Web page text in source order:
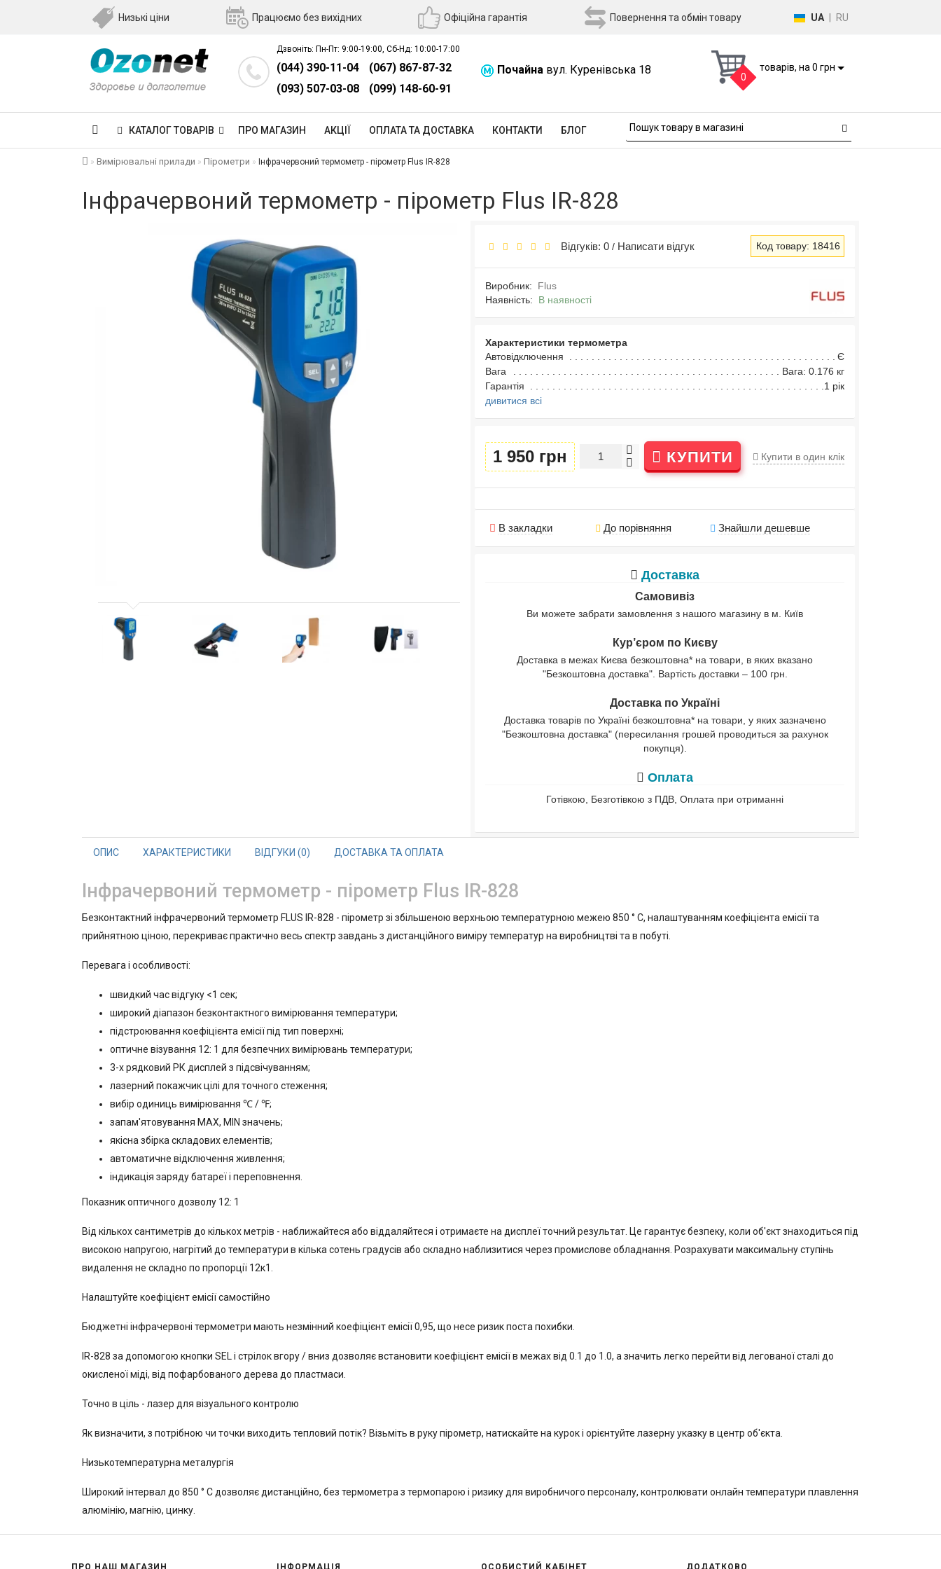
Низькі ціни Працюємо без вихідних Офіційна гарантія Повернення та обмін товару UA RU
Дзвоніть: Пн-Пт: 9:00-19:00, Сб-Нд: 10:00-17:00
(044) 390-11-04
(067) 867-87-32
(093) 507-03-08
(099) 148-60-91
Почайна вул. Куренівська 18
0
товарів, на 0 грн
КАТАЛОГ ТОВАРІВ ПРО МАГАЗИН АКЦІЇ ОПЛАТА ТА ДОСТАВКА КОНТАКТИ БЛОГ
Вимірювальні прилади Пірометри Інфрачервоний термометр - пірометр Flus IR-828
Інфрачервоний термометр - пірометр Flus IR-828
Відгуків: 0 / Написати відгук Код товару: 18416
Виробник:
Flus
Наявність: В наявності
Характеристики термометра
Автовідключення
Є
Вага
Вага: 0.176 кг
Гарантія
1 рік
дивитися всі
1 950 грн КУПИТИ Купити в один клік
В закладки До порівняння Знайшли дешевше
Доставка
Самовивіз
Ви можете забрати замовлення з нашого магазину в м. Київ
Кур’єром по Києву
Доставка в межах Києва безкоштовна* на товари, в яких вказано
"Безкоштовна доставка". Вартість доставки – 100 грн.
Доставка по Україні
Доставка товарів по Україні безкоштовна* на товари, у яких зазначено
"Безкоштовна доставка" (пересилання грошей проводиться за рахунок
покупця).
Оплата
Готівкою, Безготівкою з ПДВ, Оплата при отриманні
ОПИС ХАРАКТЕРИСТИКИ ВІДГУКИ (0) ДОСТАВКА ТА ОПЛАТА
Інфрачервоний термометр - пірометр Flus IR-828
Безконтактний інфрачервоний термометр FLUS IR-828 - пірометр зі збільшеною верхньою температурною межею 850 ° С, налаштуванням коефіцієнта емісії та
прийнятною ціною, перекриває практично весь спектр завдань з дистанційного виміру температур на виробництві та в побуті.
Перевага і особливості:
швидкий час відгуку <1 сек;
широкий діапазон безконтактного вимірювання температури;
підстроювання коефіцієнта емісії під тип поверхні;
оптичне візування 12: 1 для безпечних вимірювань температури;
3-х рядковий РК дисплей з підсвічуванням;
лазерний покажчик цілі для точного стеження;
вибір одиниць вимірювання ℃ / ℉;
запам'ятовування MAX, MIN значень;
якісна збірка складових елементів;
автоматичне відключення живлення;
індикація заряду батареї і переповнення.
Показник оптичного дозволу 12: 1
Від кількох сантиметрів до кількох метрів - наближайтеся або віддаляйтеся і отримаєте на дисплеї точний результат. Це гарантує безпеку, коли об'єкт знаходиться під
високою напругою, нагрітий до температури в кілька сотень градусів або складно наблизитися через промислове обладнання. Розрахувати максимальну ступінь
видалення не складно по пропорції 12к1.
Налаштуйте коефіцієнт емісії самостійно
Бюджетні інфрачервоні термометри мають незмінний коефіцієнт емісії 0,95, що несе ризик поста похибки.
IR-828 за допомогою кнопки SEL і стрілок вгору / вниз дозволяє встановити коефіцієнт емісії в межах від 0.1 до 1.0, а значить легко перейти від легованої сталі до
окисленої міді, від пофарбованого дерева до пластмаси.
Точно в ціль - лазер для візуального контролю
Як визначити, з потрібною чи точки виходить тепловий потік? Візьміть в руку пірометр, натискайте на курок і орієнтуйте лазерну указку в центр об'єкта.
Низькотемпературна металургія
Широкий інтервал до 850 ° С дозволяє дистанційно, без термометра з термопарою і ризику для виробничого персоналу, контролювати онлайн температури плавлення
алюмінію, магнію, цинку.
ПРО НАШ МАГАЗИН ІНФОРМАЦІЯ ОСОБИСТИЙ КАБІНЕТ ДОДАТКОВО